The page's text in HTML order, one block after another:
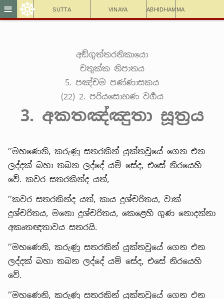
Sutta Vinaya Abhidhamma
≡ ☸
අඞ්ගුත්තරනිකායො
චතුක්ක නිපාතය
5. පඤ්චම පණ්ණාසකය
(22) 2. පරියසොභණ වර්‍ගය
3. අකතඤ්ඤුතා සූත්‍රය
’’මහණෙනි, කරුණු සතරකින් යුක්තවූයේ ගෙන එන
ලද්දක් බහා තබන ලද්දේ යම් සේද, එසේ නිරයෙහි
වේ. කවර සතරකින්ද යත්,
’’කවර සතරකින්ද යත්, කාය දුශ්චරිතය, වාක්
දුශ්චරිතය, මනො දුශ්චරිතය, කෙළෙහි ගුණ නොදන්නා
අකෘතඥතාවය සතරයි.
’’මහණෙනි, කරුණු සතරකින් යුක්තවූයේ ගෙන එන
ලද්දක් බහා තබන ලද්දේ යම් සේද, එසේ නිරයෙහි
වේ.
’’මහණෙනි, කරුණු සතරකින් යුක්තවූයේ ගෙන එන